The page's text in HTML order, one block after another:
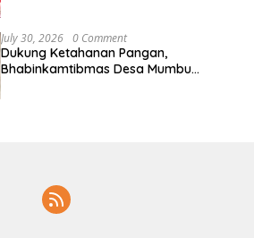
July 30, 2026 0 Comment
Dukung Ketahanan Pangan,
Bhabinkamtibmas Desa Mumbu